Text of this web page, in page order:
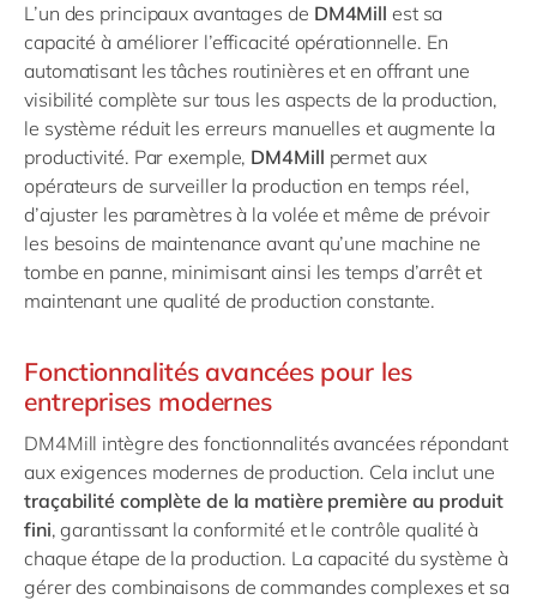
L’un des principaux avantages de DM4Mill est sa
capacité à améliorer l’efficacité opérationnelle. En
automatisant les tâches routinières et en offrant une
visibilité complète sur tous les aspects de la production,
le système réduit les erreurs manuelles et augmente la
productivité. Par exemple, DM4Mill permet aux
opérateurs de surveiller la production en temps réel,
d’ajuster les paramètres à la volée et même de prévoir
les besoins de maintenance avant qu’une machine ne
tombe en panne, minimisant ainsi les temps d’arrêt et
maintenant une qualité de production constante.
Fonctionnalités avancées pour les
entreprises modernes
DM4Mill intègre des fonctionnalités avancées répondant
aux exigences modernes de production. Cela inclut une
traçabilité complète de la matière première au produit
fini, garantissant la conformité et le contrôle qualité à
chaque étape de la production. La capacité du système à
gérer des combinaisons de commandes complexes et sa